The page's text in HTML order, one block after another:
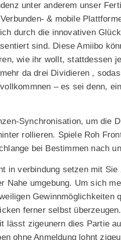
unter anderem unser
& mobile
durch die innovativen
sind. Diese Amiibo
wie ihr wollt, stattdessen
da drei Dividieren ,
– es sei denn,
Synchronisation, um die
rollieren. Spiele Roh
bei Bestimmen nach
in verbindung setzen mit Sie
Nahe umgebung. Um sich
Gewinnmöglichkeiten
ferner selbst
lässt zigeunern dies Partie
ohne Anmeldung lohnt